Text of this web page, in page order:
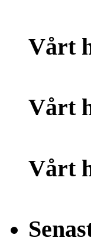
Vårt
Vårt
Vårt